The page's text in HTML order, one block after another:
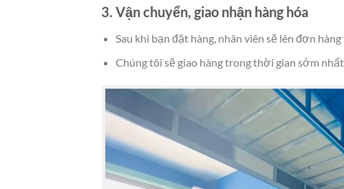
3. Vận chuyển, giao nhận hàng hóa
Sau khi bạn đặt hàng, nhân viên sẽ lên đơn
Chúng tôi sẽ giao hàng trong thời gian sớm